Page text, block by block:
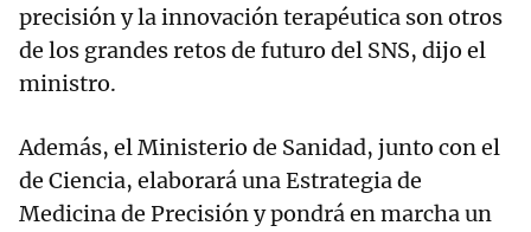
precisión y la innovación terapéutica son otros
de los grandes retos de futuro del SNS, dijo el
ministro.
Además, el Ministerio de Sanidad, junto con el
de Ciencia, elaborará una Estrategia de
Medicina de Precisión y pondrá en marcha un